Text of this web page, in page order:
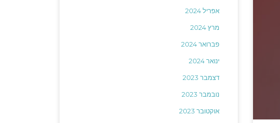
אפריל 2024
מרץ 2024
פברואר 2024
ינואר 2024
דצמבר 2023
נובמבר 2023
אוקטובר 2023